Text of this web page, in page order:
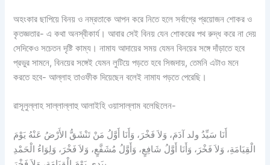
অহংকার ছাপিয়ে বিনয় ও নম্রতাকে আপন করে নিতে হলে সর্বাগ্রে প্রয়োজন শোকর ও
কৃতজ্ঞতার- এ কথা অনস্বীকার্য। আবার সেই বিনয় যেন শোকরের পথ রুদ্ধ করে না দেয়
সেদিকেও সচেতন দৃষ্টি কাম্য। নামায আদায়ের সময় যেমন বিনয়ের সঙ্গে দাঁড়াতে হবে
প্রভুর সামনে, বিনয়ের সঙ্গেই যেমন লুটিয়ে পড়তে হবে সিজদায়, তেমনি এটাও মনে
করতে হবে- আল্লাহ তাওফীক দিয়েছেন বলেই নামায পড়তে পেরেছি।
রাসূলুল্লাহ সাল্লাল্লাহু আলাইহি ওয়াসাল্লাম বলেছিলেন-
أَنَا سَيِّدُ ولد آدَمَ، وَلاَ فَخْرَ، وَأَنَا أَوَّلُ مَنْ تَنْشَقُّ الأَرْضُ عَنْهُ يَوْمَ
الْقِيَامَةِ، وَلاَ فَخْرَ، وَأَنَا أَوَّلُ شَافِعٍ، وَأَوَّلُ مُشَفَّعٍ، وَلاَ فَخْرَ، وَلِوَاءُ الْحَمْدِ